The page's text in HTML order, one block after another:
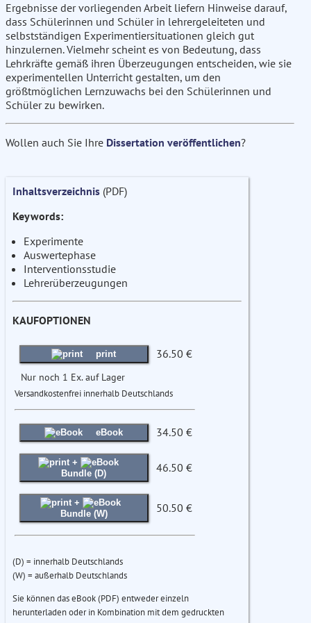
Ergebnisse der vorliegenden Arbeit liefern Hinweise darauf,
dass Schülerinnen und Schüler in lehrergeleiteten und
selbstständigen Experimentiersituationen gleich gut
hinzulernen. Vielmehr scheint es von Bedeutung, dass
Lehrkräfte gemäß ihren Überzeugungen entscheiden, wie sie
experimentellen Unterricht gestalten, um den
größtmöglichen Lernzuwachs bei den Schülerinnen und
Schüler zu bewirken.
Wollen auch Sie Ihre Dissertation veröffentlichen?
Inhaltsverzeichnis (PDF)
Keywords:
Experimente
Auswertephase
Interventionsstudie
Lehrerüberzeugungen
KAUFOPTIONEN
print 36.50 €
Nur noch 1 Ex. auf Lager
Versandkostenfrei innerhalb Deutschlands
eBook 34.50 €
+
Bundle (D)
46.50 €
+
Bundle (W)
50.50 €
(D) = innerhalb Deutschlands
(W) = außerhalb Deutschlands
Sie können das eBook (PDF) entweder einzeln
herunterladen oder in Kombination mit dem gedruckten